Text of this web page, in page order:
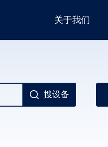
关于我们
搜设备